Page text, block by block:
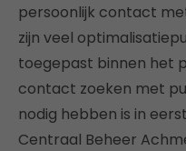
persoonlijk contact
zijn veel
toegepast binnen het
contact zoeken met
nodig hebben is in
Centraal Beheer